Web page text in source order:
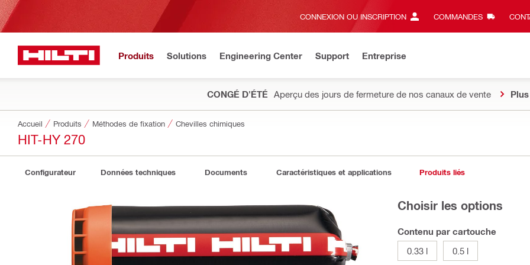
CONNEXION OU INSCRIPTION COMMANDES
Produits Solutions Engineering Center Support Entreprise
CONGÉ D'ÉTÉ Aperçu des jours de fermeture de nos canaux de vente
Accueil Produits Méthodes de fixation Chevilles chimiques
HIT-HY 270
Configurateur Données techniques Documents Caractéristiques et applications Produits liés
Choisir les options
Contenu par cartouche
0.33 l
0.5 l